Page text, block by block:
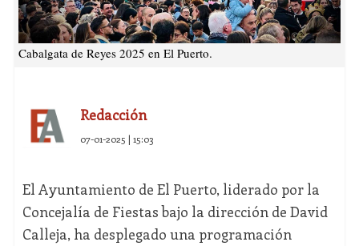
Cabalgata de Reyes 2025 en El Puerto.
Redacción
07-01-2025 | 15:03
El Ayuntamiento de El Puerto, liderado por la
Concejalía de Fiestas bajo la dirección de David
Calleja, ha desplegado una programación